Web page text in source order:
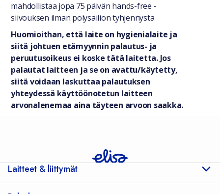
mahdollistaa jopa 75 päivän hands-free -
siivouksen ilman pölysäiliön tyhjennystä
Huomioithan, että laite on hygienialaite ja
siitä johtuen etämyynnin palautus- ja
peruutusoikeus ei koske tätä laitetta. Jos
palautat laitteen ja se on avattu/käytetty,
siitä voidaan laskuttaa palautuksen
yhteydessä käyttöönotetun laitteen
arvonalenemaa aina täyteen arvoon saakka.
Laitteet & liittymät